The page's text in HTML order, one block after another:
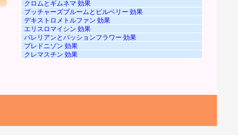
クロムとギムネマ 効果
ブッチャーズブルームとビルベリー 効果
デキストロメトルファン 効果
エリスロマイシン 効果
バレリアンとパッションフラワー 効果
プレドニゾン 効果
クレマスチン 効果